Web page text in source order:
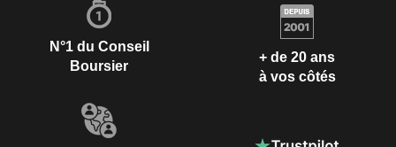
N°1 du Conseil
Boursier
+ de 20 ans
à vos côtés